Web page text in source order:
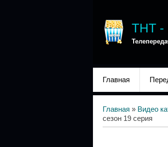
ТНТ -
Главная
Главная » Видео
сезон 19 серия